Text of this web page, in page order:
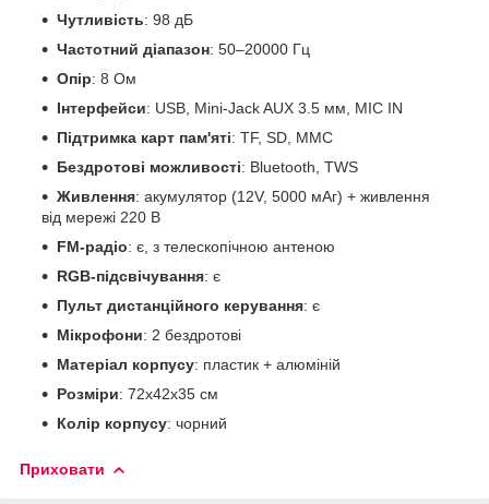
Чутливість: 98 дБ
Частотний діапазон: 50–20000 Гц
Опір: 8 Ом
Інтерфейси: USB, Mini-Jack AUX 3.5 мм, MIC IN
Підтримка карт пам'яті: TF, SD, MMC
Бездротові можливості: Bluetooth, TWS
Живлення: акумулятор (12V, 5000 мАг) + живлення
від мережі 220 В
FM-радіо: є, з телескопічною антеною
RGB-підсвічування: є
Пульт дистанційного керування: є
Мікрофони: 2 бездротові
Матеріал корпусу: пластик + алюміній
Розміри: 72х42х35 см
Колір корпусу: чорний
Приховати